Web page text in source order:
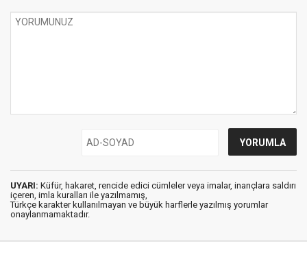
UYARI: Küfür, hakaret, rencide edici cümleler veya imalar, inançlara saldırı
içeren, imla kuralları ile yazılmamış,
Türkçe karakter kullanılmayan ve büyük harflerle yazılmış yorumlar
onaylanmamaktadır.